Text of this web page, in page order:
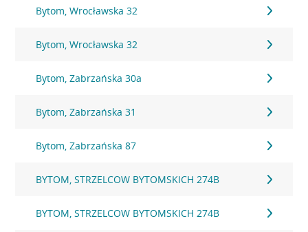
Bytom, Wrocławska 32
Bytom, Wrocławska 32
Bytom, Zabrzańska 30a
Bytom, Zabrzańska 31
Bytom, Zabrzańska 87
BYTOM, STRZELCOW BYTOMSKICH 274B
BYTOM, STRZELCOW BYTOMSKICH 274B